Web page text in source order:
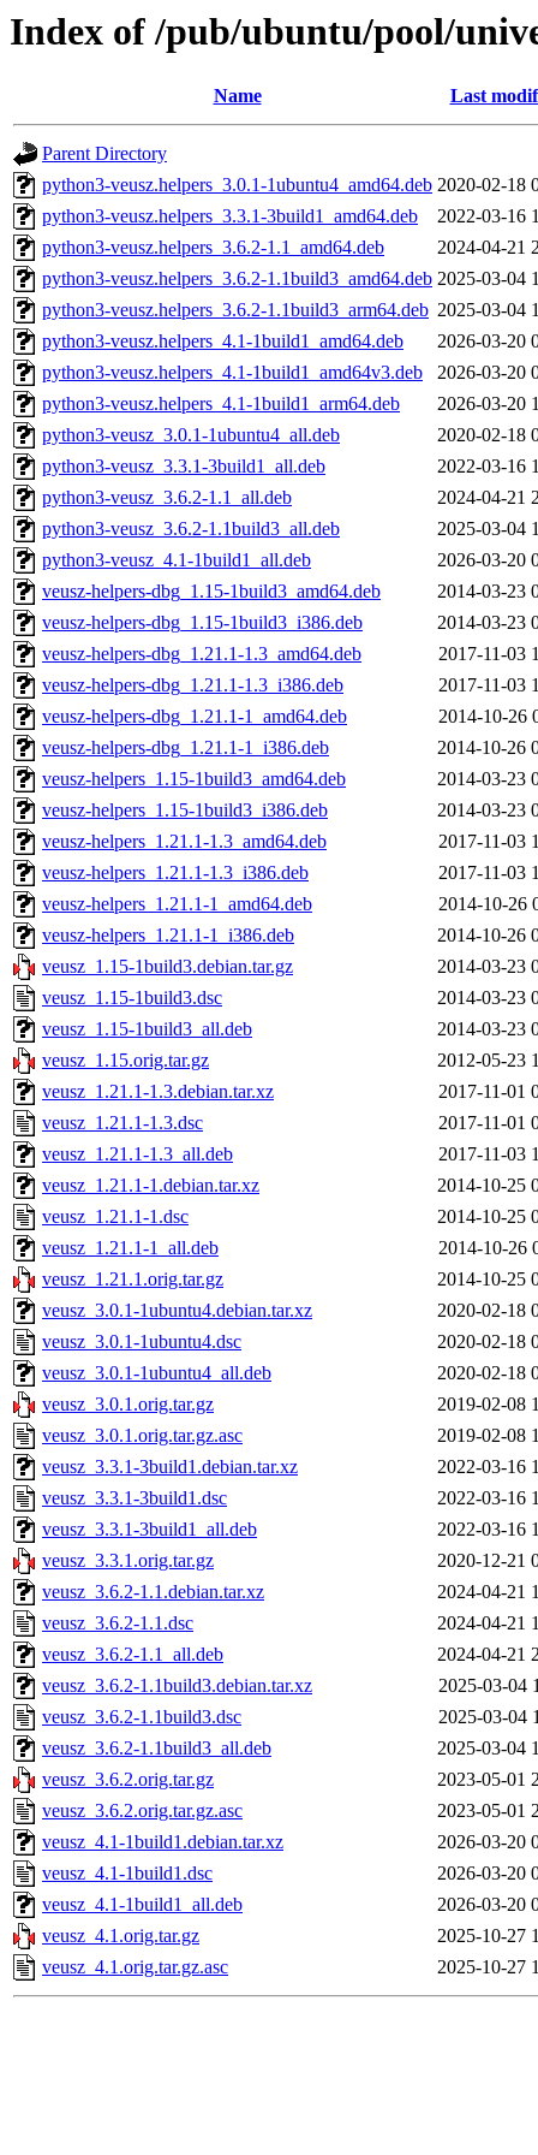
Index of /pub/ubuntu/pool/
Name Last
Parent Directory
python3-veusz.helpers_3.0.1-1ubuntu4_amd64.deb 2020-02-18
python3-veusz.helpers_3.3.1-3build1_amd64.deb
2022-03-16
python3-veusz.helpers_3.6.2-1.1_amd64.deb
2024-04-21
python3-veusz.helpers_3.6.2-1.1build3_amd64.deb 2025-03-04
python3-veusz.helpers_3.6.2-1.1build3_arm64.deb 2025-03-04
python3-veusz.helpers_4.1-1build1_amd64.deb
2026-03-20
python3-veusz.helpers_4.1-1build1_amd64v3.deb
2026-03-20
python3-veusz.helpers_4.1-1build1_arm64.deb
2026-03-20
python3-veusz_3.0.1-1ubuntu4_all.deb
2020-02-18
python3-veusz_3.3.1-3build1_all.deb
2022-03-16
python3-veusz_3.6.2-1.1_all.deb
2024-04-21
python3-veusz_3.6.2-1.1build3_all.deb
2025-03-04
python3-veusz_4.1-1build1_all.deb
2026-03-20
veusz-helpers-dbg_1.15-1build3_amd64.deb
2014-03-23
veusz-helpers-dbg_1.15-1build3_i386.deb
2014-03-23
veusz-helpers-dbg_1.21.1-1.3_amd64.deb
2017-11-03
veusz-helpers-dbg_1.21.1-1.3_i386.deb
2017-11-03
veusz-helpers-dbg_1.21.1-1_amd64.deb
2014-10-26
veusz-helpers-dbg_1.21.1-1_i386.deb
2014-10-26
veusz-helpers_1.15-1build3_amd64.deb
2014-03-23
veusz-helpers_1.15-1build3_i386.deb
2014-03-23
veusz-helpers_1.21.1-1.3_amd64.deb
2017-11-03
veusz-helpers_1.21.1-1.3_i386.deb
2017-11-03
veusz-helpers_1.21.1-1_amd64.deb
2014-10-26
veusz-helpers_1.21.1-1_i386.deb
2014-10-26
veusz_1.15-1build3.debian.tar.gz
2014-03-23
veusz_1.15-1build3.dsc
2014-03-23
veusz_1.15-1build3_all.deb
2014-03-23
veusz_1.15.orig.tar.gz
2012-05-23
veusz_1.21.1-1.3.debian.tar.xz
2017-11-01
veusz_1.21.1-1.3.dsc
2017-11-01
veusz_1.21.1-1.3_all.deb
2017-11-03
veusz_1.21.1-1.debian.tar.xz
2014-10-25
veusz_1.21.1-1.dsc
2014-10-25
veusz_1.21.1-1_all.deb
2014-10-26
veusz_1.21.1.orig.tar.gz
2014-10-25
veusz_3.0.1-1ubuntu4.debian.tar.xz
2020-02-18
veusz_3.0.1-1ubuntu4.dsc
2020-02-18
veusz_3.0.1-1ubuntu4_all.deb
2020-02-18
veusz_3.0.1.orig.tar.gz
2019-02-08
veusz_3.0.1.orig.tar.gz.asc
2019-02-08
veusz_3.3.1-3build1.debian.tar.xz
2022-03-16
veusz_3.3.1-3build1.dsc
2022-03-16
veusz_3.3.1-3build1_all.deb
2022-03-16
veusz_3.3.1.orig.tar.gz
2020-12-21
veusz_3.6.2-1.1.debian.tar.xz
2024-04-21
veusz_3.6.2-1.1.dsc
2024-04-21
veusz_3.6.2-1.1_all.deb
2024-04-21
veusz_3.6.2-1.1build3.debian.tar.xz
2025-03-04
veusz_3.6.2-1.1build3.dsc
2025-03-04
veusz_3.6.2-1.1build3_all.deb
2025-03-04
veusz_3.6.2.orig.tar.gz
2023-05-01
veusz_3.6.2.orig.tar.gz.asc
2023-05-01
veusz_4.1-1build1.debian.tar.xz
2026-03-20
veusz_4.1-1build1.dsc
2026-03-20
veusz_4.1-1build1_all.deb
2026-03-20
veusz_4.1.orig.tar.gz
2025-10-27
veusz_4.1.orig.tar.gz.asc
2025-10-27